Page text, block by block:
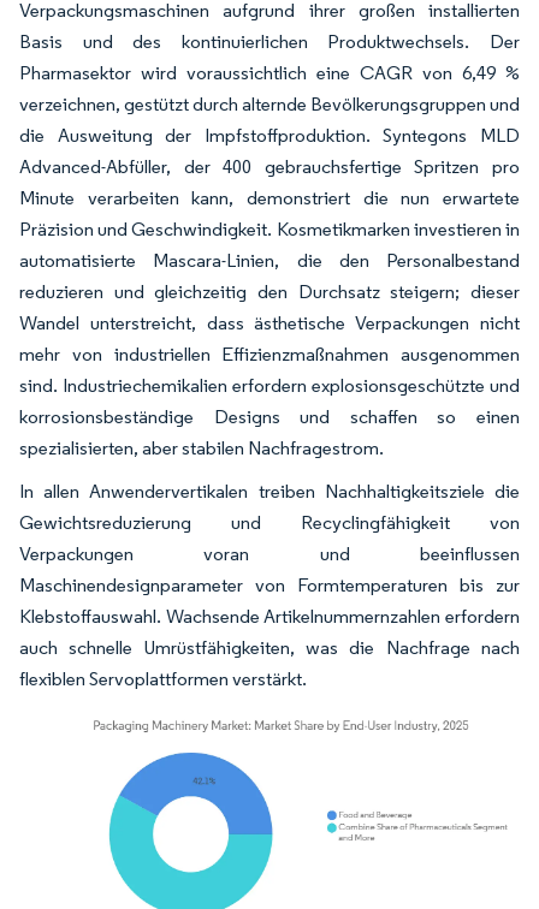
Verpackungsmaschinen aufgrund ihrer großen installierten
Basis und des kontinuierlichen Produktwechsels. Der
Pharmasektor wird voraussichtlich eine CAGR von 6,49 %
verzeichnen, gestützt durch alternde Bevölkerungsgruppen und
die Ausweitung der Impfstoffproduktion. Syntegons MLD
Advanced-Abfüller, der 400 gebrauchsfertige Spritzen pro
Minute verarbeiten kann, demonstriert die nun erwartete
Präzision und Geschwindigkeit. Kosmetikmarken investieren in
automatisierte Mascara-Linien, die den Personalbestand
reduzieren und gleichzeitig den Durchsatz steigern; dieser
Wandel unterstreicht, dass ästhetische Verpackungen nicht
mehr von industriellen Effizienzmaßnahmen ausgenommen
sind. Industriechemikalien erfordern explosionsgeschützte und
korrosionsbeständige Designs und schaffen so einen
spezialisierten, aber stabilen Nachfragestrom.
In allen Anwendervertikalen treiben Nachhaltigkeitsziele die
Gewichtsreduzierung und Recyclingfähigkeit von
Verpackungen voran und beeinflussen
Maschinendesignparameter von Formtemperaturen bis zur
Klebstoffauswahl. Wachsende Artikelnummernzahlen erfordern
auch schnelle Umrüstfähigkeiten, was die Nachfrage nach
flexiblen Servoplattformen verstärkt.